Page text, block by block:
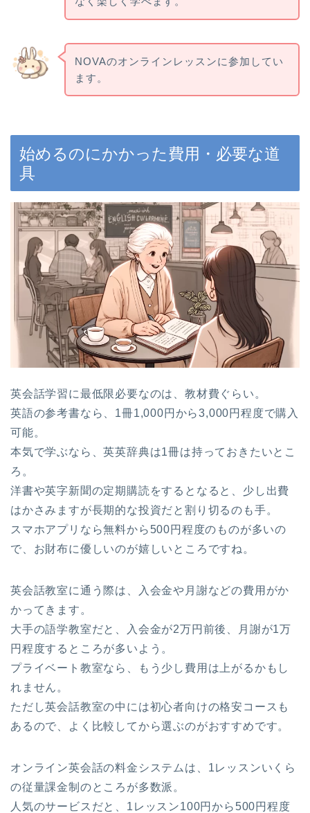
NOVAのオンラインレッスンに参加してい
ます。
始めるのにかかった費用・必要な道
具
英会話学習に最低限必要なのは、教材費ぐらい。
英語の参考書なら、1冊1,000円から3,000円程度で購入
可能。
本気で学ぶなら、英英辞典は1冊は持っておきたいとこ
ろ。
洋書や英字新聞の定期購読をするとなると、少し出費
はかさみますが長期的な投資だと割り切るのも手。
スマホアプリなら無料から500円程度のものが多いの
で、お財布に優しいのが嬉しいところですね。
英会話教室に通う際は、入会金や月謝などの費用がか
かってきます。
大手の語学教室だと、入会金が2万円前後、月謝が1万
円程度するところが多いよう。
プライベート教室なら、もう少し費用は上がるかもし
れません。
ただし英会話教室の中には初心者向けの格安コースも
あるので、よく比較してから選ぶのがおすすめです。
オンライン英会話の料金システムは、1レッスンいくら
の従量課金制のところが多数派。
人気のサービスだと、1レッスン100円から500円程度